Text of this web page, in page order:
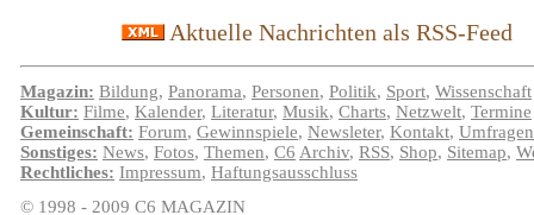
Aktuelle Nachrichten als RSS-Feed
Magazin: Bildung, Panorama, Personen, Politik, Sport, Wissenschaft
Kultur: Filme, Kalender, Literatur, Musik, Charts, Netzwelt, Termine
Gemeinschaft: Forum, Gewinnspiele, Newsleter, Kontakt, Umfragen
Sonstiges: News, Fotos, Themen, C6 Archiv, RSS, Shop, Sitemap,
Rechtliches: Impressum, Haftungsausschluss
© 1998 - 2009 C6 MAGAZIN